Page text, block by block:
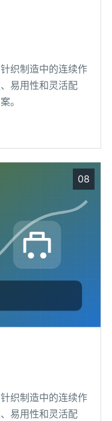
织制造中的连续作
易用性和灵活配
。
08
织制造中的连续作
易用性和灵活配